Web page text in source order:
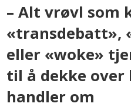
– Alt vrøvl som
«transdebatt»,
eller «woke»
til å dekke
handler om